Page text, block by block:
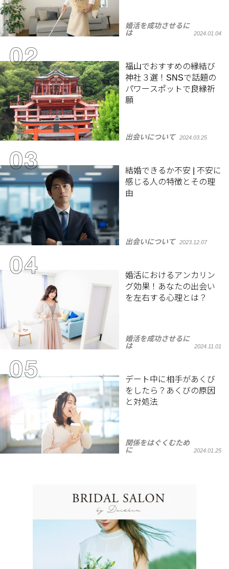
婚活を成功させるに
は
2024.01.04
福山でおすすめの縁結び
神社３選！SNSで話題の
パワースポットで良縁祈
願
出会いについて 2024.03.25
結婚できるか不安 | 不安に
感じる人の特徴とその理
由
出会いについて 2023.12.07
婚活におけるアンカリン
グ効果！あなたの出会い
を左右する心理とは？
婚活を成功させるに
は
2024.11.01
デート中に相手があくび
をしたら？あくびの原因
と対処法
関係をはぐくむため
に
2024.01.25